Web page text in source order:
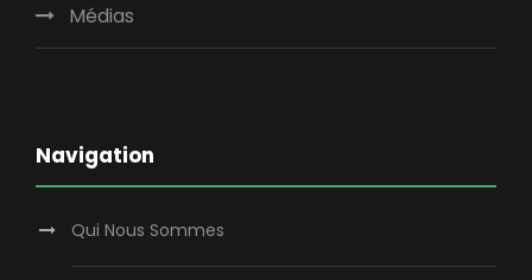
Médias
Navigation
Qui Nous Sommes